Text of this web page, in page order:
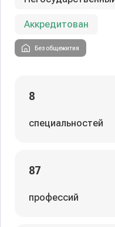
Аккредитован
Без общежития
8
специальностей
87
профессий